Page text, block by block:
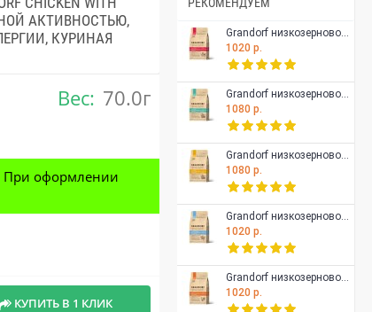
Grandorf низкозерновой корм для взрослых домашних кошек, с чувствительным ЖКТ или склонных к аллергии, ягненок с индейкой, 400 гр
1020 р.
Grandorf низкозерновой корм с пробиотиками для взрослых домашних кошек, с чувствительным ЖКТ или склонных к аллергии, 4 вида мяса, 400 гр
1080 р.
Grandorf низкозерновой корм с пробиотиками для взрослых и пожилых стерилизованных кошек, с чувствительным ЖКТ или склонных к аллергии, 4 вида мяса, 400 гр
1080 р.
Grandorf низкозерновой корм для взрослых кошек, для здоровья кожи и шерсти или склонных к аллергии, белая рыба с индейкой, 400 гр
1020 р.
Grandorf низкозерновой корм для взрослых и пожилых стерилизованных кошек с чувствительным ЖКТ или склонных к аллергии, индейка, 400 гр
1020 р.
АКТИВНОСТЬЮ,
КУРИНАЯ
Вес: 70.0г
При оформлении
КУПИТЬ В 1 КЛИК